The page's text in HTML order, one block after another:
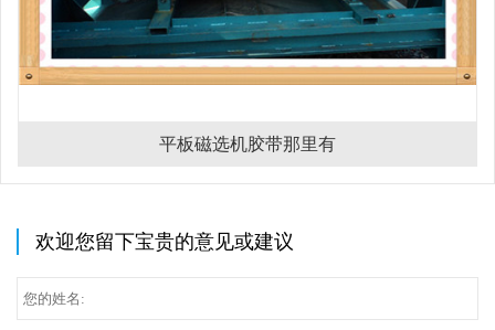
平板磁选机胶带那里有
欢迎您留下宝贵的意见或建议